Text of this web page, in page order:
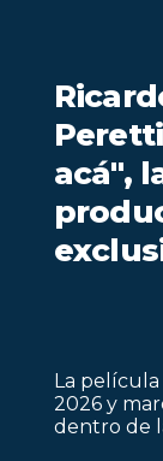
acá",
La
2026 y
dentro de